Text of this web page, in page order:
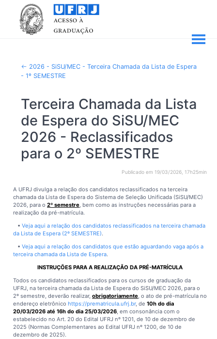
2026 - SiSU/MEC - Terceira Chamada da Lista de Espera
- 1º SEMESTRE
Terceira Chamada da Lista
de Espera do SiSU/MEC
2026 - Reclassificados
para o 2º SEMESTRE
Publicado em 19/03/2026, 17h25min
A UFRJ divulga a relação dos candidatos reclassificados na terceira
chamada da Lista de Espera do Sistema de Seleção Unificada (SiSU/MEC)
2026, para o2º semestre , bem como as instruções necessárias para a
realização da pré-matrícula.
•Veja aqui a relação dos candidatos reclassificados na terceira chamada
da Lista de Espera (2º SEMESTRE).
•Veja aqui a relação dos candidatos que estão aguardando vaga após a
terceira chamada da Lista de Espera.
INSTRUÇÕES PARA A REALIZAÇÃO DA PRÉ-MATRÍCULA
Todos os candidatos reclassificados para os cursos de graduação da
UFRJ, na terceira chamada da Lista de Espera do SiSU/MEC 2026, para o
2º semestre, deverão realizar,obrigatoriamente, o ato de pré-matrícula no
endereço eletrônicohttps://prematricula.ufrj.br, de10h do dia
20/03/2026 até 16h do dia 25/03/2026, em consonância com o
estabelecido no Art. 20 do Edital UFRJ nº 1201, de 10 de dezembro de
2025 (Normas Complementares ao Edital UFRJ nº 1200, de 10 de
dezembro de 2025).